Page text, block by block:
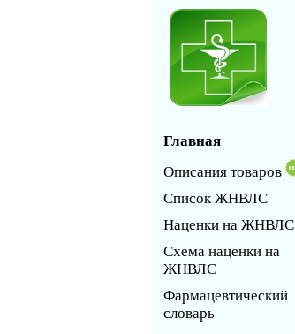
Главная
Описания товаров
Список ЖНВЛС
Наценки на ЖНВЛС
Схема наценки на
ЖНВЛС
Фармацевтический
словарь